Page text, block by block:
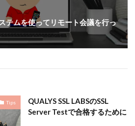
テムを使ってリモート会議を行っ
Tips
QUALYS SSL LABSのSSL
Server Testで合格するために